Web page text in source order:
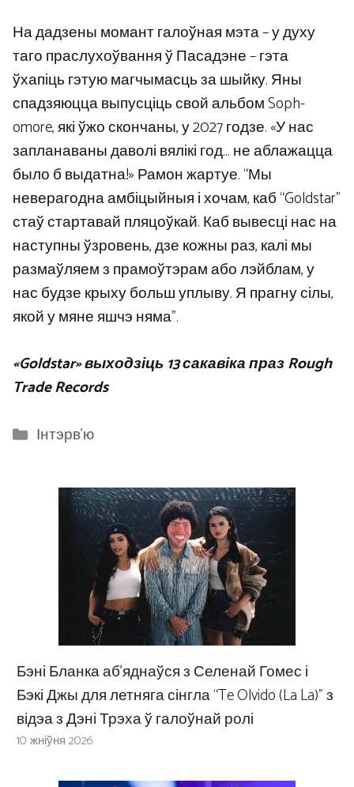
На дадзены момант галоўная мэта – у духу
таго праслухоўвання ў Пасадэне – гэта
ўхапіць гэтую магчымасць за шыйку. Яны
спадзяюцца выпусціць свой альбом Soph-
omore, які ўжо скончаны, у 2027 годзе. «У нас
запланаваны даволі вялікі год… не аблажацца
было б выдатна!» Рамон жартуе. “Мы
неверагодна амбіцыйныя і хочам, каб “Goldstar”
стаў стартавай пляцоўкай. Каб вывесці нас на
наступны ўзровень, дзе кожны раз, калі мы
размаўляем з прамоўтэрам або лэйблам, у
нас будзе крыху больш уплыву. Я прагну сілы,
якой у мяне яшчэ няма”.
«Goldstar» выходзіць 13 сакавіка праз Rough
Trade Records
Categories
Інтэрв'ю
Бэні Бланка аб’яднаўся з Селенай Гомес і
Бэкі Джы для летняга сінгла “Te Olvido (La La)” з
відэа з Дэні Трэха ў галоўнай ролі
10 жніўня 2026